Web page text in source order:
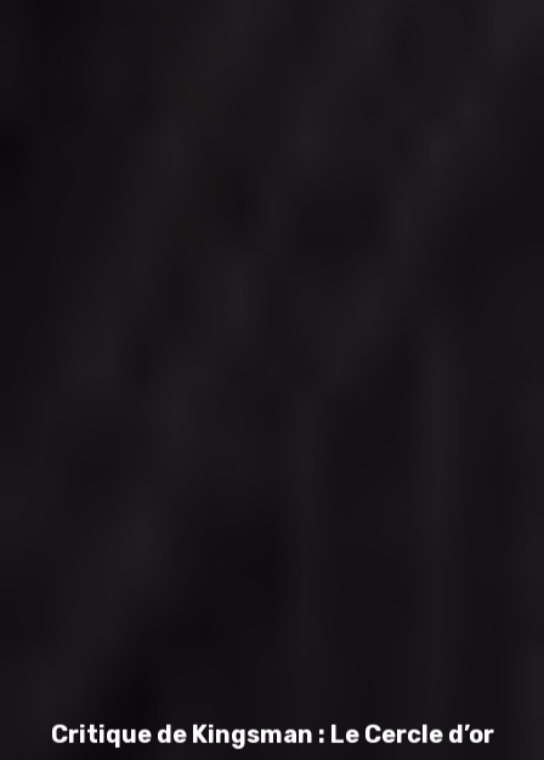
Critique de Kingsman : Le Cercle d’or